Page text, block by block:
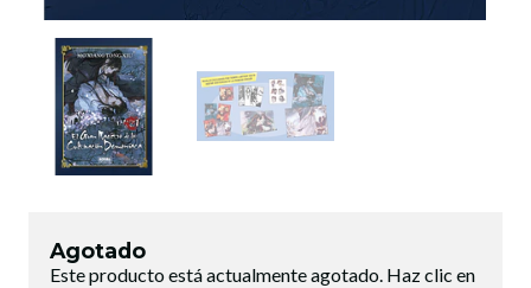
Agotado
Este producto está actualmente agotado. Haz clic en